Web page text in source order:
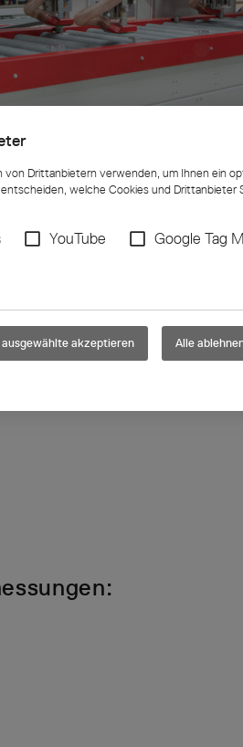
Drittanbietern verwenden, um Ihnen ein
welche Cookies und Drittanbieter
YouTube
Google Tag
ausgewählte akzeptieren Alle